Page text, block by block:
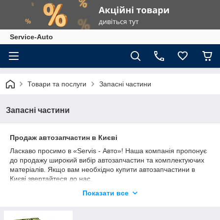
Service-Auto
Товари та послуги Запасні частини
Запасні частини
Продаж автозапчастин в Києві
Ласкаво просимо в «Servis - Авто»! Наша компанія пропонує
до продажу широкий вибір автозапчастин та комплектуючих
матеріалів. Якщо вам необхідно купити автозапчастини в
Києві звертайтеся до нас.
«Сервіс-авто» реалізує виключно якісний товар світового
Показати все